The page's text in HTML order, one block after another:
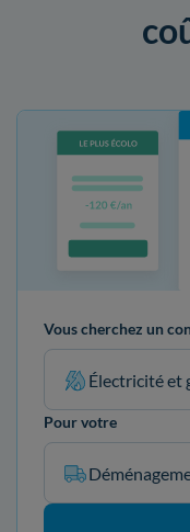
Vous cherchez un
Électricité et
Pour votre